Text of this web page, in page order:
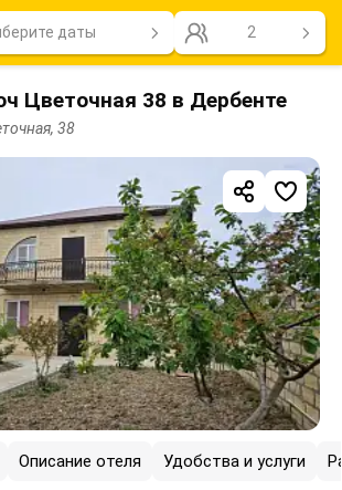
даты 2
Цветочная 38 в Дербенте
38
Описание отеля Удобства и услуги